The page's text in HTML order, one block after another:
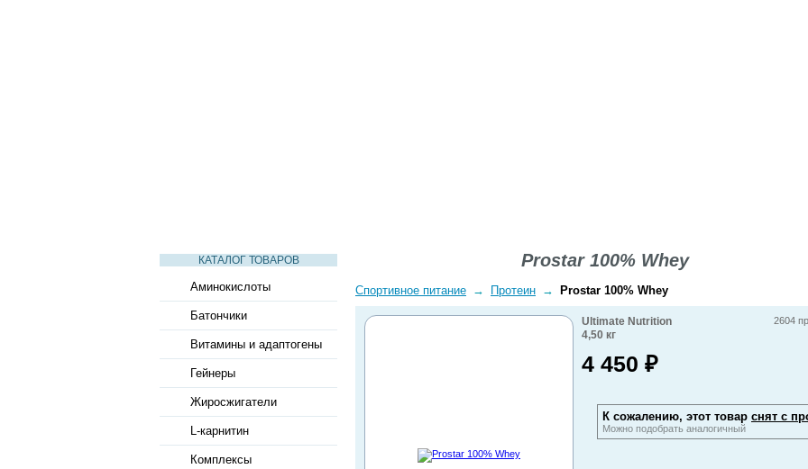
КАТАЛОГ ТОВАРОВ
Аминокислоты
Батончики
Витамины и адаптогены
Гейнеры
Жиросжигатели
L-карнитин
Комплексы
Prostar 100% Whey
Спортивное питание → Протеин → Prostar 100% Whey
2604
Ultimate Nutrition
4,50 кг
4 450 ₽
К сожалению, этот товар снят с
Можно подобрать аналогичный